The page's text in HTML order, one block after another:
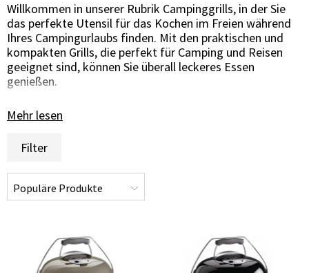
Willkommen in unserer Rubrik Campinggrills, in der Sie
das perfekte Utensil für das Kochen im Freien während
Ihres Campingurlaubs finden. Mit den praktischen und
kompakten Grills, die perfekt für Camping und Reisen
geeignet sind, können Sie überall leckeres Essen
genießen.
Einfache und tragbare Grills für das Leben auf der Straße
Campinggrills, die sich perfekt für das Leben unterwegs
nehmen nur wenig Platz im Gepäck ein, was sie zur
idealen Wahl für Camping, Picknick und andere Outdoor-
Aktivitäten macht.
Kompaktes und robustes Design für Outdoor-Abenteuer
Unsere Campinggrills wurden mit dem Fokus auf
Mehr lesen
Filter